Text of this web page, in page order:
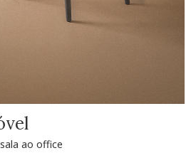
ao office